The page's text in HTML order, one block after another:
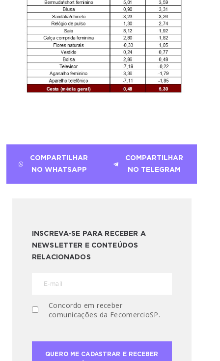
COMPARTILHAR
NO WHATSAPP
COMPARTILHAR
NO TELEGRAM
INSCREVA-SE PARA RECEBER A
NEWSLETTER E CONTEÚDOS
RELACIONADOS
Concordo em receber
comunicações da FecomercioSP.